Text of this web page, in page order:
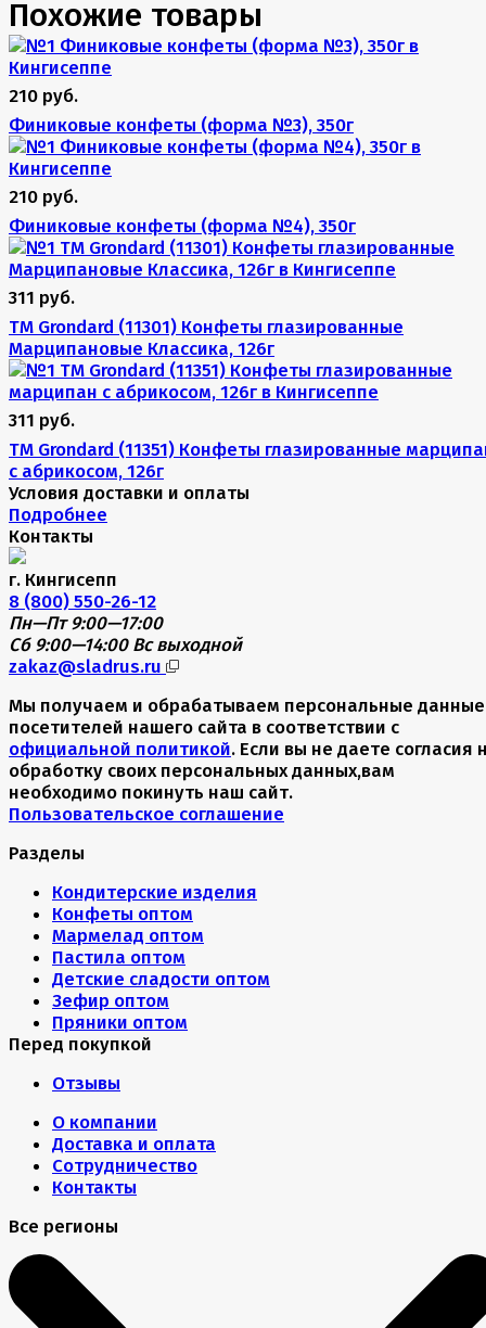
Похожие товары
210 руб.
Финиковые конфеты (форма №3), 350г
210 руб.
Финиковые конфеты (форма №4), 350г
311 руб.
TM Grondard (11301) Конфеты глазированные
Марципановые Классика, 126г
311 руб.
TM Grondard (11351) Конфеты глазированные
с абрикосом, 126г
Условия доставки и оплаты
Подробнее
Контакты
г. Кингисепп
8 (800) 550-26-12
Пн—Пт 9:00—17:00
Сб 9:00—14:00 Вс выходной
zakaz@sladrus.ru
Мы получаем и обрабатываем персональные данные
посетителей нашего сайта в соответствии с
официальной политикой. Если вы не даете согласия
обработку своих персональных данных,вам
необходимо покинуть наш сайт.
Пользовательское соглашение
Разделы
Кондитерские изделия
Конфеты оптом
Мармелад оптом
Пастила оптом
Детские сладости оптом
Зефир оптом
Пряники оптом
Перед покупкой
Отзывы
О компании
Доставка и оплата
Сотрудничество
Контакты
Все регионы